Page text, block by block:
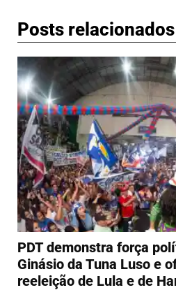
Posts relacionados
PDT demonstra força
Ginásio da Tuna Luso e
reeleição de Lula e de